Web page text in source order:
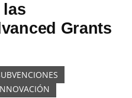
las
Grants